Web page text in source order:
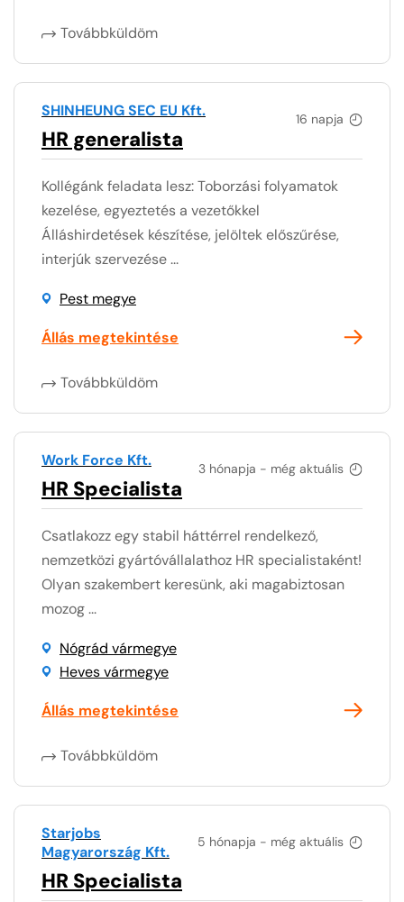
Továbbküldöm
16 napja
SHINHEUNG SEC EU Kft.
HR generalista
Kollégánk feladata lesz: Toborzási folyamatok
kezelése, egyeztetés a vezetőkkel
Álláshirdetések készítése, jelöltek előszűrése,
interjúk szervezése ...
Pest megye
Állás megtekintése
Továbbküldöm
3 hónapja - még aktuális
Work Force Kft.
HR Specialista
Csatlakozz egy stabil háttérrel rendelkező,
nemzetközi gyártóvállalathoz HR specialistaként!
Olyan szakembert keresünk, aki magabiztosan
mozog ...
Nógrád vármegye
Heves vármegye
Állás megtekintése
Továbbküldöm
5 hónapja - még aktuális
Starjobs
Magyarország Kft.
HR Specialista